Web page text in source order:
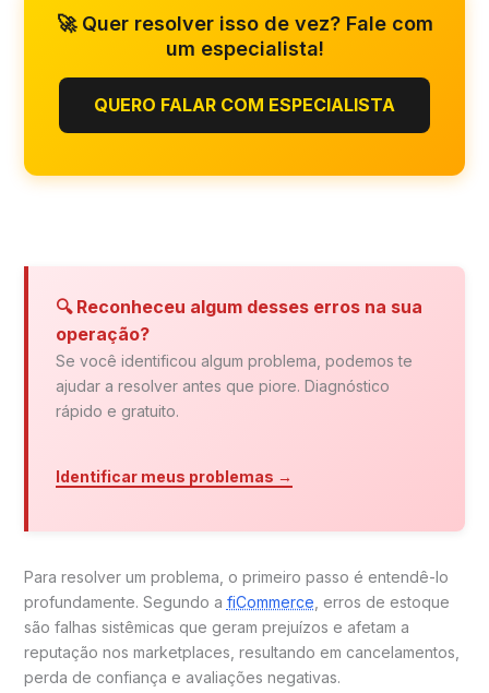
🚀 Quer resolver isso de vez? Fale com
um especialista!
QUERO FALAR COM ESPECIALISTA
🔍 Reconheceu algum desses erros na sua
operação?
Se você identificou algum problema, podemos te
ajudar a resolver antes que piore. Diagnóstico
rápido e gratuito.
Identificar meus problemas →
Para resolver um problema, o primeiro passo é entendê-lo
profundamente. Segundo a fiCommerce , erros de estoque
são falhas sistêmicas que geram prejuízos e afetam a
reputação nos marketplaces, resultando em cancelamentos,
perda de confiança e avaliações negativas.